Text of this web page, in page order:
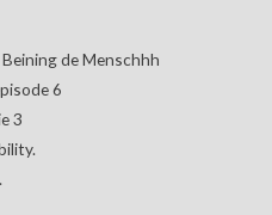
de Menschhh
6
3